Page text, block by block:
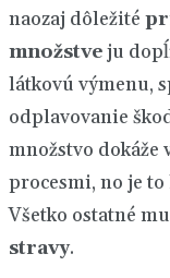
naozaj dôležité
množstveju
látkovú výmenu,
odplavovanie
množstvo dokáže
procesmi, no je
Všetko ostatné
stravy.